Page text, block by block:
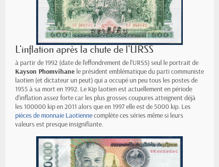
L'inflation après la chute de l'URSS
à partir de 1992 (date de l'effondrement de l'URSS) seul le portrait de
Kayson Phomvihane le président emblématique du parti communiste
laotien (et dictateur un peut) qui a occupé un peu tous les postes de
1955 à sa mort en 1992. Le Kip laotien est actuellement en période
d'inflation assez forte car les plus grosses coupures atteignent déjà
les 100000 kip en 2011 alors que en 1997 elle est de 5000 kip. Les
pièces de monnaie Laotiennecomplète ces séries même si leurs
valeurs est presque insignifiante.